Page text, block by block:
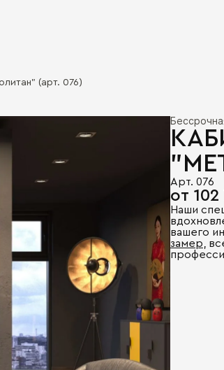
(арт. 076)
Арт. 076
от
Наши
вашего
замер ,